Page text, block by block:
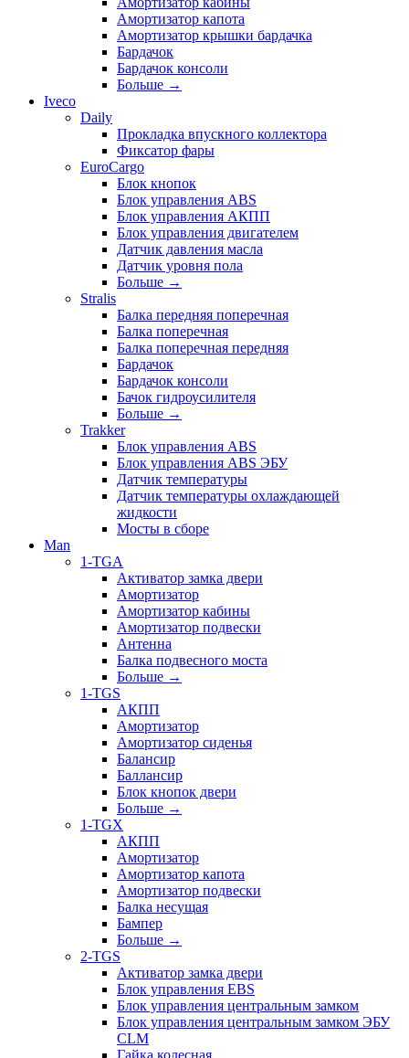
Амортизатор капота
Амортизатор крышки бардачка
Бардачок
Бардачок консоли
Больше →
Iveco
Daily
Прокладка впускного коллектора
Фиксатор фары
EuroCargo
Блок кнопок
Блок управления ABS
Блок управления АКПП
Блок управления двигателем
Датчик давления масла
Датчик уровня пола
Больше →
Stralis
Балка передняя поперечная
Балка поперечная
Балка поперечная передняя
Бардачок
Бардачок консоли
Бачок гидроусилителя
Больше →
Trakker
Блок управления ABS
Блок управления ABS ЭБУ
Датчик температуры
Датчик температуры охлаждающей
жидкости
Мосты в сборе
Man
1-TGA
Активатор замка двери
Амортизатор
Амортизатор кабины
Амортизатор подвески
Антенна
Балка подвесного моста
Больше →
1-TGS
АКПП
Амортизатор
Амортизатор сиденья
Балансир
Баллансир
Блок кнопок двери
Больше →
1-TGX
АКПП
Амортизатор
Амортизатор капота
Амортизатор подвески
Балка несущая
Бампер
Больше →
2-TGS
Активатор замка двери
Блок управления EBS
Блок управления центральным замком
Блок управления центральным замком ЭБУ
CLM
Гайка колесная